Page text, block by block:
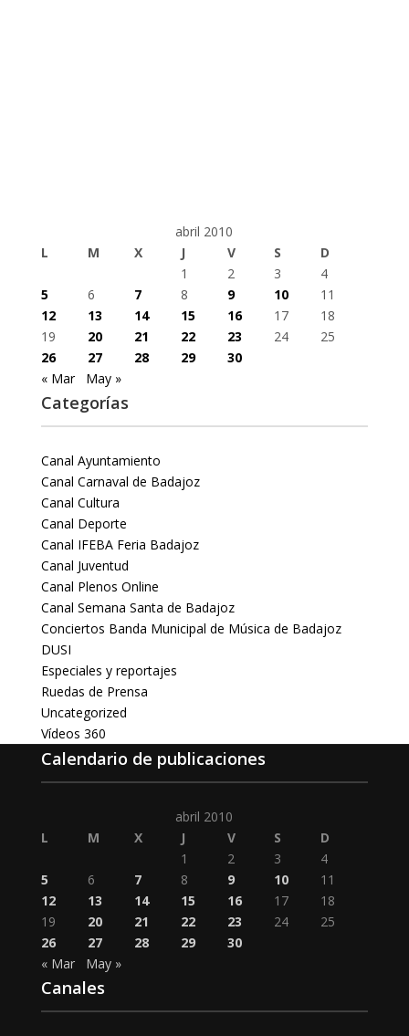
abril 2010
L
M X J V S
D
1
2 3
4
5
6 7 8 9 10
11
12
13 14 15 16 17
18
19
20 21 22 23 24
25
26
27 28 29
30
« Mar
May »
Categorías
Canal Ayuntamiento
Canal Carnaval de Badajoz
Canal Cultura
Canal Deporte
Canal IFEBA Feria Badajoz
Canal Juventud
Canal Plenos Online
Canal Semana Santa de Badajoz
Conciertos Banda Municipal de Música de Badajoz
DUSI
Especiales y reportajes
Ruedas de Prensa
Uncategorized
Vídeos 360
Calendario de publicaciones
abril 2010
L
M X J V S
D
1
2 3
4
5
6 7 8 9 10
11
12
13 14 15 16 17
18
19
20 21 22 23 24
25
26
27 28 29
30
« Mar
May »
Canales